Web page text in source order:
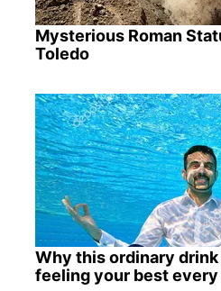
Mysterious Roman
Toledo
Why this ordinary
feeling your best every